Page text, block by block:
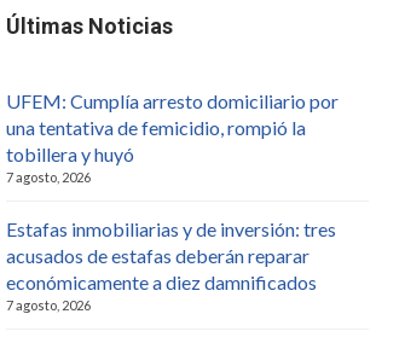
Últimas Noticias
UFEM: Cumplía arresto domiciliario por
una tentativa de femicidio, rompió la
tobillera y huyó
7 agosto, 2026
Estafas inmobiliarias y de inversión: tres
acusados de estafas deberán reparar
económicamente a diez damnificados
7 agosto, 2026